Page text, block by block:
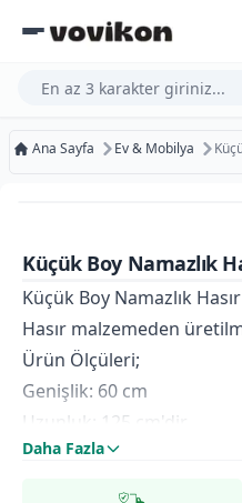
Ürün, kategori veya marka
Ana Sayfa Ev & Mobilya
Bugün Kargoda
Küçük Boy Namazlık
Küçük Boy Namazlık
Hasır malzemeden
Ürün Ölçüleri;
Genişlik: 60 cm
Uzunluk: 125 cm'dir
Sağlam yapıdadır, uzun
Daha Fazla